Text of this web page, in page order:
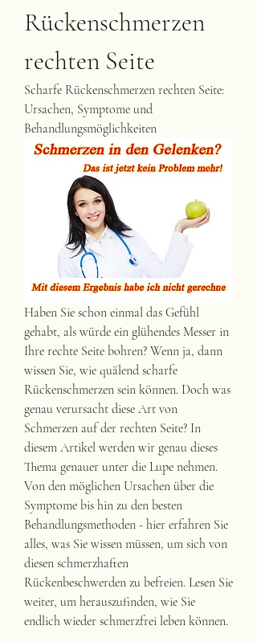
Rückenschmerzen
rechten Seite
Scharfe Rückenschmerzen rechten Seite:
Ursachen, Symptome und
Behandlungsmöglichkeiten
Haben Sie schon einmal das Gefühl
gehabt, als würde ein glühendes Messer in
Ihre rechte Seite bohren? Wenn ja, dann
wissen Sie, wie quälend scharfe
Rückenschmerzen sein können. Doch was
genau verursacht diese Art von
Schmerzen auf der rechten Seite? In
diesem Artikel werden wir genau dieses
Thema genauer unter die Lupe nehmen.
Von den möglichen Ursachen über die
Symptome bis hin zu den besten
Behandlungsmethoden - hier erfahren Sie
alles, was Sie wissen müssen, um sich von
diesen schmerzhaften
Rückenbeschwerden zu befreien. Lesen Sie
weiter, um herauszufinden, wie Sie
endlich wieder schmerzfrei leben können.